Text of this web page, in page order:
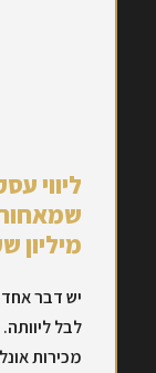
ליווי
מיליון
מכירות